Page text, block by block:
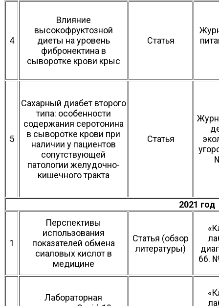
4
Влияние
высокофруктозной
диеты на уровень
фибронектина в
сыворотке крови крыс
Статья
5
Сахарный диабет второго
типа: особенности
содержания серотонина
в сыворотке крови при
наличии у пациентов
сопутствующей
патологии желудочно-
кишечного тракта
Статья
2021 год
1
Перспективы
использования
показателей обмена
сиаловых кислот в
медицине
Статья (обзор
литературы)
66.
Лабораторная